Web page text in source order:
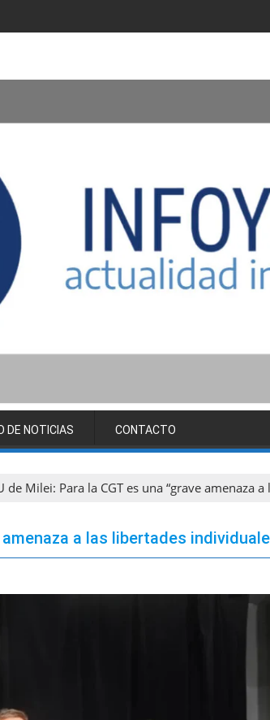
DE NOTICIAS CONTACTO
de Milei: Para la CGT es una “grave amenaza
amenaza a las libertades